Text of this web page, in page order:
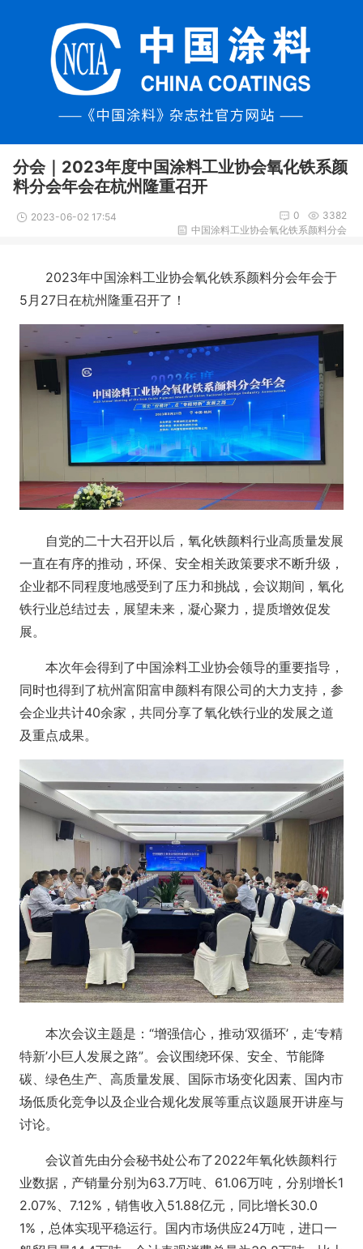
分会｜2023年度中国涂料工业协会氧化铁系颜
料分会年会在杭州隆重召开
2023-06-02 17:54 3382
0
中国涂料工业协会氧化铁系颜料分会
2023年中国涂料工业协会氧化铁系颜料分会年会于
5月27日在杭州隆重召开了！
自党的二十大召开以后，氧化铁颜料行业高质量发展
一直在有序的推动，环保、安全相关政策要求不断升级，
企业都不同程度地感受到了压力和挑战，会议期间，氧化
铁行业总结过去，展望未来，凝心聚力，提质增效促发
展。
本次年会得到了中国涂料工业协会领导的重要指导，
同时也得到了杭州富阳富申颜料有限公司的大力支持，参
会企业共计40余家，共同分享了氧化铁行业的发展之道
及重点成果。
本次会议主题是：“增强信心，推动‘双循环’，走‘专精
特新’小巨人发展之路”。会议围绕环保、安全、节能降
碳、绿色生产、高质量发展、国际市场变化因素、国内市
场低质化竞争以及企业合规化发展等重点议题展开讲座与
讨论。
会议首先由分会秘书处公布了2022年氧化铁颜料行
业数据，产销量分别为63.7万吨、61.06万吨，分别增长1
2.07%、7.12%，销售收入51.88亿元，同比增长30.0
1%，总体实现平稳运行。国内市场供应24万吨，进口一